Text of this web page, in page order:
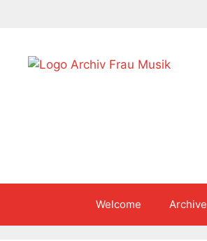
Welcome Archive